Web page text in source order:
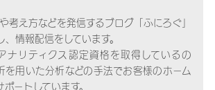
え方などを発信するブログ「ふにろぐ」
情報配信をしています。
リティクス認定資格を取得しているの
を用いた分析などの手法でお客様のホーム
ートしています。